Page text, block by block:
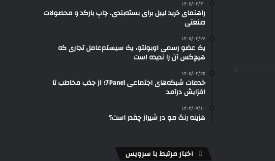
۱۴۰۵/۰۳/۳۰
راهنمای خرید لیبل برای بسته‌بندی، چاپ بارکد و محصولات
صنعتی
۱۴۰۵/۰۳/۲۶
یک عضو رسمی اوبونتو، یک سیستم‌عامل تجاری که
هیچ‌کس آن را ندیده است
۱۴۰۵/۰۳/۲۵
خدمات شبکه‌های اجتماعی 7Panel؛ از جذب مخاطب تا
افزایش درآمد
۱۴۰۴/۰۹/۱۰
هزینه رنگ مو در شیراز چقدر است؟
اخبار مرتبط با سرویس